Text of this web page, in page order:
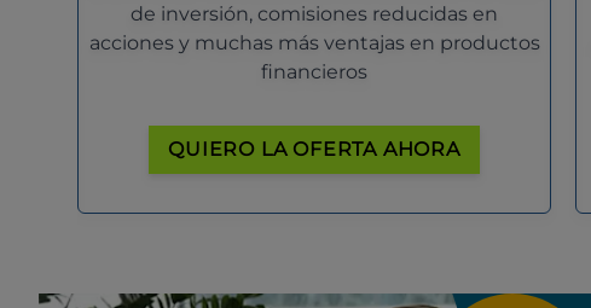
de inversión, comisiones reducidas en
acciones y muchas más ventajas en productos
financieros
QUIERO LA OFERTA AHORA